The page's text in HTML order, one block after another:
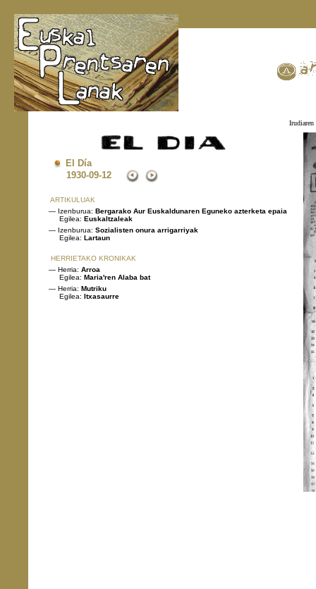
Irudiaren
El Día
1930-09-12
ARTIKULUAK
— Izenburua: Bergarako Aur Euskaldunaren Eguneko azterketa epaia
Egilea: Euskaltzaleak
— Izenburua: Sozialisten onura arrigarriyak
Egilea: Lartaun
HERRIETAKO KRONIKAK
— Herria: Arroa
Egilea: Maria'ren Alaba bat
— Herria: Mutriku
Egilea: Itxasaurre